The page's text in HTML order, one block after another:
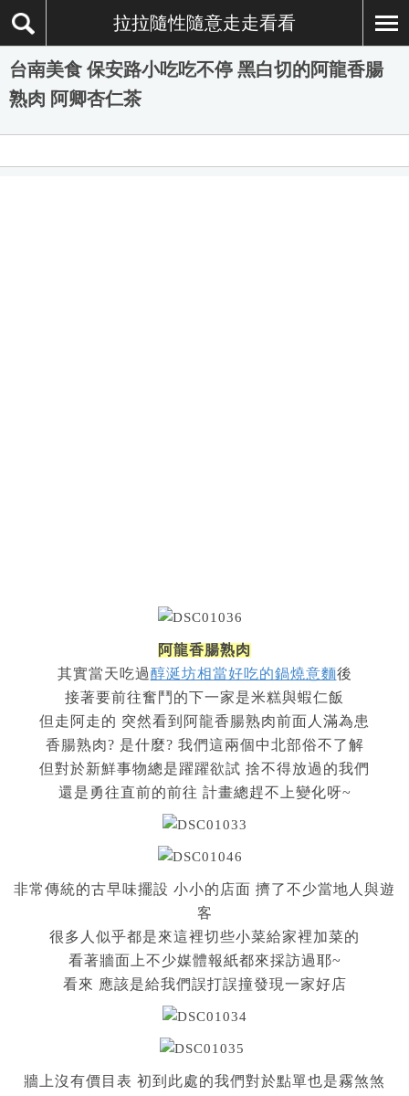
拉拉隨性隨意走走看看
台南美食 保安路小吃吃不停 黑白切的阿龍香腸
熟肉 阿卿杏仁茶
阿龍香腸熟肉
其實當天吃過醇涎坊相當好吃的鍋燒意麵後
接著要前往奮鬥的下一家是米糕與蝦仁飯
但走阿走的 突然看到阿龍香腸熟肉前面人滿為患
香腸熟肉? 是什麼? 我們這兩個中北部俗不了解
但對於新鮮事物總是躍躍欲試 捨不得放過的我們
還是勇往直前的前往 計畫總趕不上變化呀~
非常傳統的古早味擺設 小小的店面 擠了不少當地人與遊
客
很多人似乎都是來這裡切些小菜給家裡加菜的
看著牆面上不少媒體報紙都來採訪過耶~
看來 應該是給我們誤打誤撞發現一家好店
牆上沒有價目表 初到此處的我們對於點單也是霧煞煞